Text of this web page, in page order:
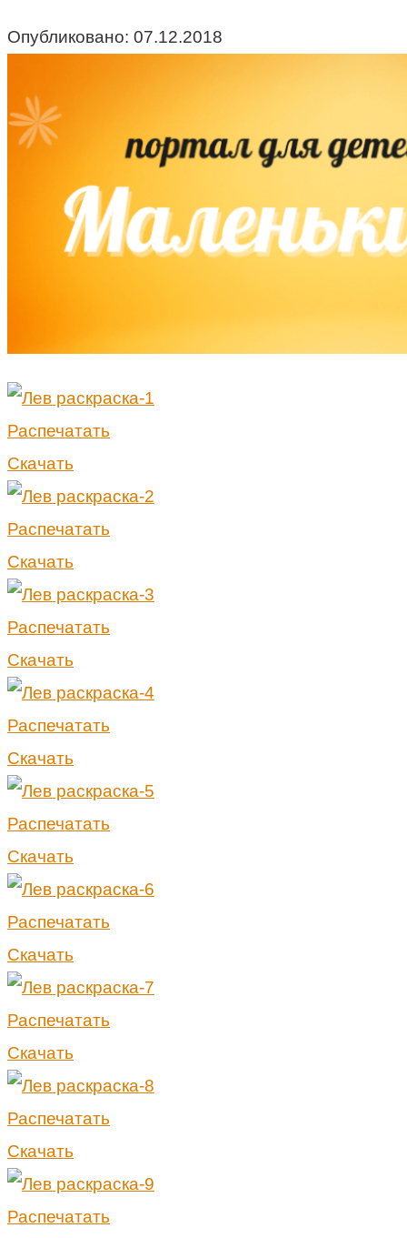
Опубликовано: 07.12.2018
Распечатать
Скачать
Распечатать
Скачать
Распечатать
Скачать
Распечатать
Скачать
Распечатать
Скачать
Распечатать
Скачать
Распечатать
Скачать
Распечатать
Скачать
Распечатать